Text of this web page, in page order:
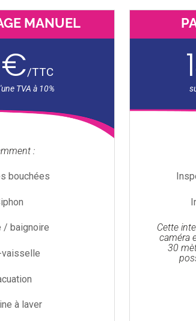
MANUEL
€/TTC
:
bouchées
/ baignoire
vaisselle
à laver
Cette
caméra
30